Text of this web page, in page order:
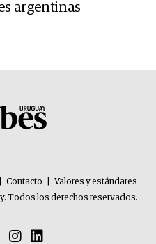
argentinas
Contacto
Valores y estándares
Todos los derechos reservados.